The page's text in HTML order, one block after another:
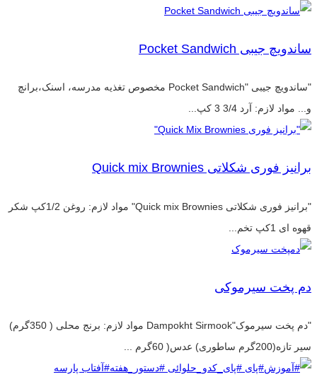
ساندویچ جیبی Pocket Sandwich
"ساندویچ جیبی "Pocket Sandwich مخصوص تغذیه مدرسه، اسنک،برانچ
و... مواد لازم: آرد 3/4 3 کپ...
برانیز فوری شکلاتی Quick mix Brownies
"برانیز فوری شکلاتی Quick mix Brownies" مواد لازم: روغن 1/2کپ شکر
قهوه ای 1کپ تخم...
دم پخت سیرموکی
"دم پخت سیرموک"Dampokht Sirmook مواد لازم: برنج محلی ( 350گرم)
سیر تازه(200گرم ساطوری) عدس( 60گرم ...